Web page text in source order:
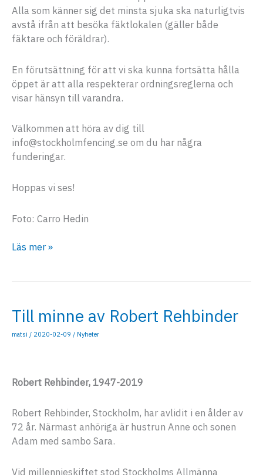
Alla som känner sig det minsta sjuka ska naturligtvis
avstå ifrån att besöka fäktlokalen (gäller både
fäktare och föräldrar).
En förutsättning för att vi ska kunna fortsätta hålla
öppet är att alla respekterar ordningsreglerna och
visar hänsyn till varandra.
Välkommen att höra av dig till
info@stockholmfencing.se om du har några
funderingar.
Hoppas vi ses!
Foto: Carro Hedin
Fäktning
Läs mer »
Till minne av Robert Rehbinder
matsi / 2020-02-09 / Nyheter
Robert Rehbinder, 1947-2019
Robert Rehbinder, Stockholm, har avlidit i en ålder av
72 år. Närmast anhöriga är hustrun Anne och sonen
Adam med sambo Sara.
Vid millennieskiftet stod Stockholms Allmänna